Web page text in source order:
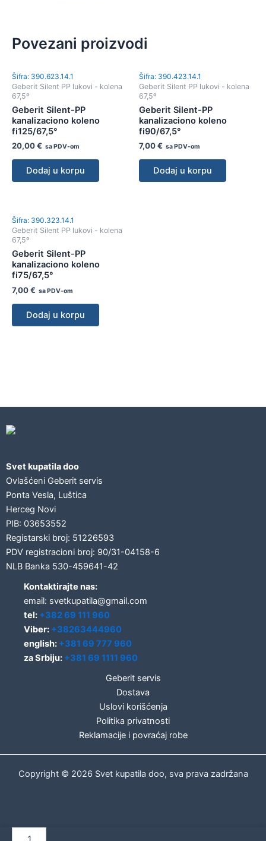
Povezani proizvodi
Šifra: 390.623.14.1
Geberit Silent PP lukovi - kolena
67,5º
Geberit Silent-PP
kanalizaciono koleno
fi125/67,5°
20,00€ sa PDV-om
Dodaj u korpu
Šifra: 390.423.14.1
Geberit Silent PP lukovi - kolena
67,5º
Geberit Silent-PP
kanalizaciono koleno
fi90/67,5°
7,00€ sa PDV-om
Dodaj u korpu
Šifra: 390.323.14.1
Geberit Silent PP lukovi - kolena
67,5º
Geberit Silent-PP
kanalizaciono koleno
fi75/67,5°
7,00€ sa PDV-om
Dodaj u korpu
Svet kupatila doo
Ovlašćeni Geberit servis
Ponta Vesla, Luštica
Herceg Novi
PIB: 03653552
Registarski broj: 51226593
PDV registracioni broj: 90/31-04158-6
NLB Banka 530-459641-42
Kontaktirajte nas:
email: svetkupatila@gmail.com
tel: +382 69 111 960
Viber: +38263444960
english: +381 69 777 960
za Srbiju: +381 69 1111 960
Geberit servis
Dostava
Uslovi korišćenja
Politika privatnosti
Reklamacije i povraćaj robe
Copyright © 2026 Svet kupatila doo, sva prava zadržana